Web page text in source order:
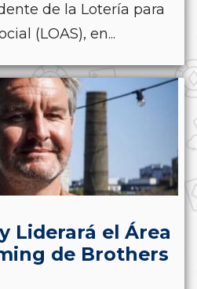
de la Lotería para
(LOAS), en...
Liderará el Área
de Brothers